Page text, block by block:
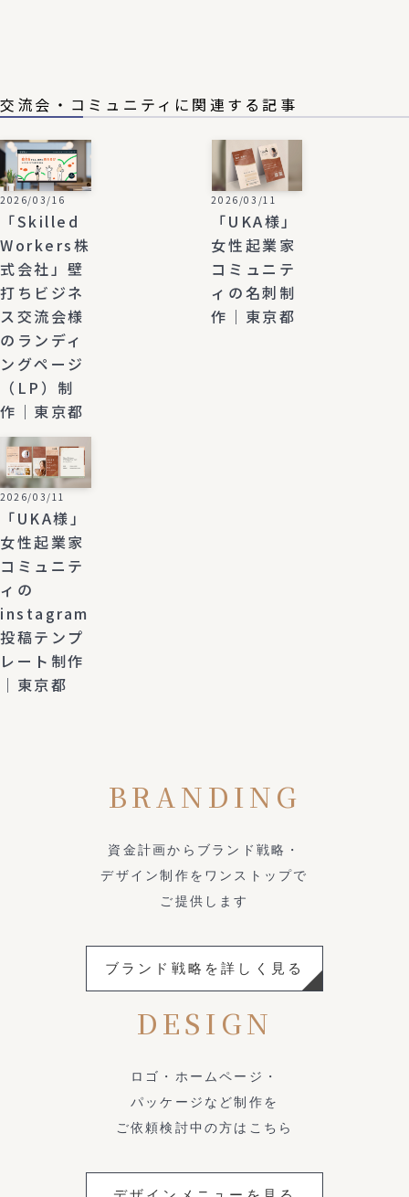
交流会・コミュニティに関連する記事
2026/03/16
「Skilled
Workers株
式会社」壁
打ちビジネ
ス交流会様
のランディ
ングページ
（LP）制
作｜東京都
2026/03/11
「UKA様」
女性起業家
コミュニテ
ィの名刺制
作｜東京都
2026/03/11
「UKA様」
女性起業家
コミュニテ
ィの
instagram
投稿テンプ
レート制作
｜東京都
BRANDING
資金計画からブランド戦略・
デザイン制作をワンストップで
ご提供します
ブランド戦略を詳しく見る
DESIGN
ロゴ・ホームページ・
パッケージなど制作を
ご依頼検討中の方はこちら